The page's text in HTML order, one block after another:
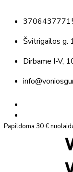
Švitrigailos g.
Dirbame I-V,
Papildoma 30 €